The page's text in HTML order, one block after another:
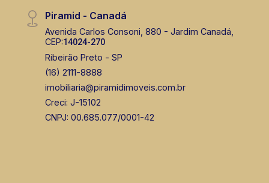
Piramid - Canadá
Avenida Carlos Consoni, 880 - Jardim Canadá,
CEP:14024-270
Ribeirão Preto - SP
(16) 2111-8888
imobiliaria@piramidimoveis.com.br
Creci: J-15102
CNPJ: 00.685.077/0001-42